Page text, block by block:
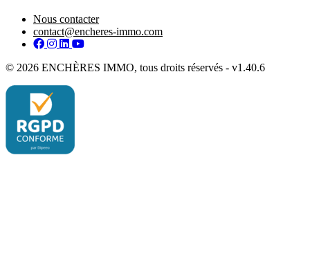
Nous contacter
contact@encheres-immo.com
Facebook
Instagram
LinkedIn
YouTube
© 2026 ENCHÈRES IMMO, tous droits réservés - v1.40.6